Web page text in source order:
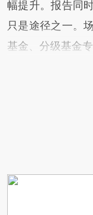
幅提升。报告同
只是途径之一。
基金、分级基金